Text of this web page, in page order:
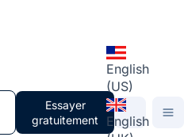
Essayer
gratuitement
English
(US)
English